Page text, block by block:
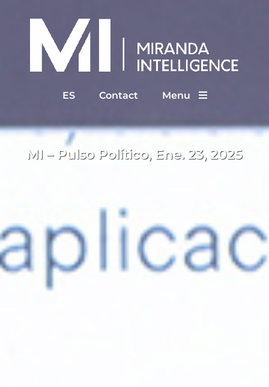
ES Contact Menu
MI – Pulso Político, Ene. 23, 2025